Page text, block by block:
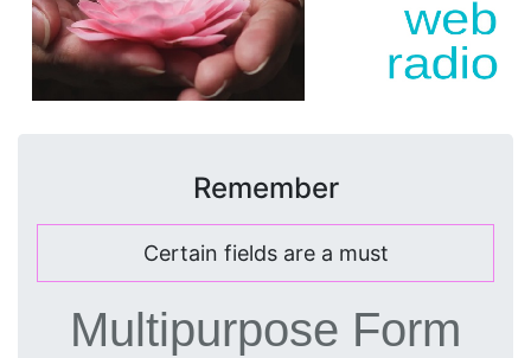
Remember
Certain fields are a must
Multipurpose Form